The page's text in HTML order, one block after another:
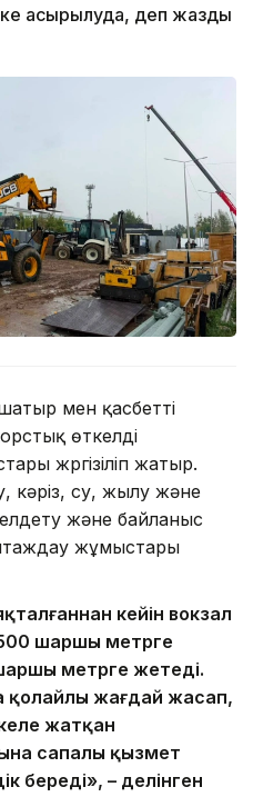
асырылуда, деп жазды
мен қасбетті
өткелді
жүргізіліп жатыр.
кәріз, су, жылу және
және байланыс
жұмыстары
кейін вокзал
шаршы метрге
метрге жетеді.
қолайлы жағдай жасап,
жатқан
сапалы қызмет
береді», – делінген